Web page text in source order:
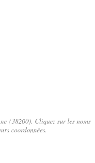
(38200). Cliquez sur les noms
coordonnées.